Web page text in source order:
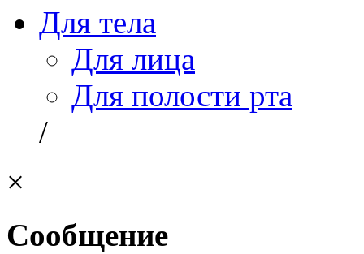
Для тела
Для лица
Для полости рта
/
×
Сообщение